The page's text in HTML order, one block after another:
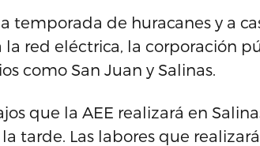
temporada de huracanes y a
la red eléctrica, la corporación
como San Juan y Salinas.
que la AEE realizará en
tarde. Las labores que